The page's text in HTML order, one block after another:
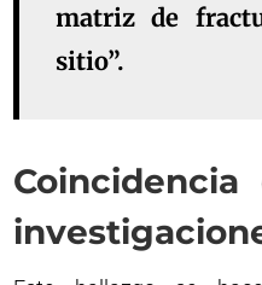
matriz de
sitio”.